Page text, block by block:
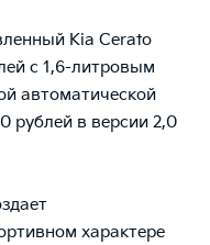
Kia Cerato
с 1,6-литровым
автоматической
рублей в версии 2,0
характере